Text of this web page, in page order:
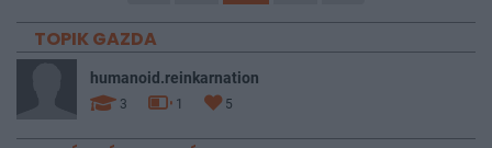
TOPIK GAZDA
humanoid.reinkarnation
3 1 5